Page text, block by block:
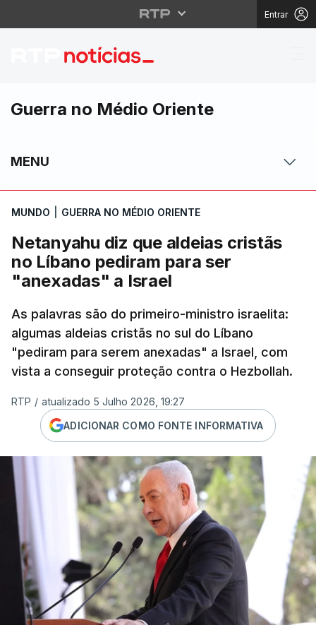
Entrar
Netanyahu diz que
Guerra no Médio Oriente
MENU
MUNDO GUERRA NO MÉDIO ORIENTE
Netanyahu diz que aldeias cristãs
no Líbano pediram para ser
"anexadas" a Israel
As palavras são do primeiro-ministro israelita:
algumas aldeias cristãs no sul do Líbano
"pediram para serem anexadas" a Israel, com
vista a conseguir proteção contra o Hezbollah.
RTP / atualizado 5 Julho 2026, 19:27
ADICIONAR COMO FONTE INFORMATIVA